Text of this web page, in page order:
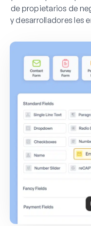
de propietarios de
y desarrolladores les